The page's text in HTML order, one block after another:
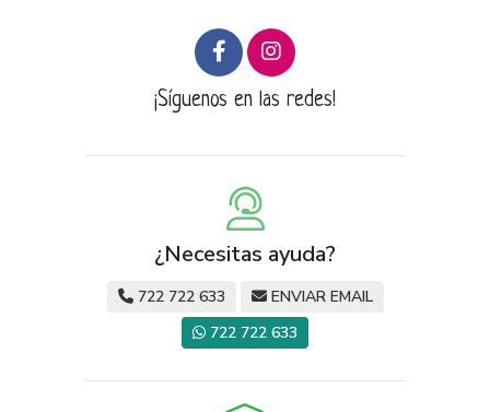
¡Síguenos en las redes!
¿Necesitas ayuda?
722 722 633
ENVIAR EMAIL
722 722 633